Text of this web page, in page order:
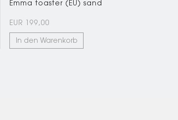
Emma toaster (EU) sand
EUR 199,00
In den Warenkorb